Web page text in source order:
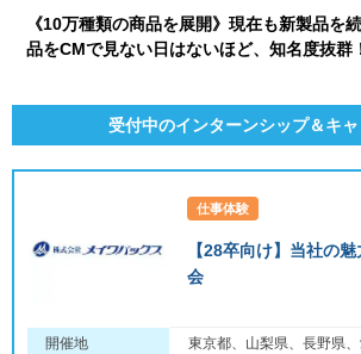
《10万種類の商品を展開》現在も新製品を
品をCMで見ない日はないほど、知名度抜群
受付中のインターンシップ＆キ
仕事体験
【28卒向け】当社の
会
開催地
東京都、山梨県、長野県